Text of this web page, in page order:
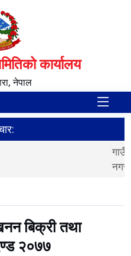
कार्यालय
नेपाल
सङ्ख्या तथा सिमाना हेरफेर र
बिक्री तथा
२०७७